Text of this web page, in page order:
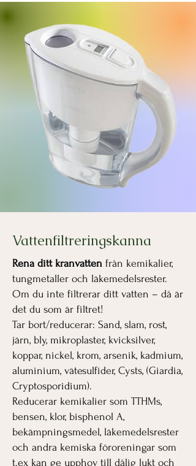
Vattenfiltreringskanna
Rena ditt kranvatten från kemikalier,
tungmetaller och läkemedelsrester.
Om du inte filtrerar ditt vatten – då är
det du som är filtret!
Tar bort/reducerar: Sand, slam, rost,
järn, bly, mikroplaster, kvicksilver,
koppar, nickel, krom, arsenik, kadmium,
aluminium, vätesulfider, Cysts, (Giardia,
Cryptosporidium).
Reducerar kemikalier som TTHMs,
bensen, klor, bisphenol A,
bekämpningsmedel, läkemedelsrester
och andra kemiska föroreningar som
t.ex kan ge upphov till dålig lukt och